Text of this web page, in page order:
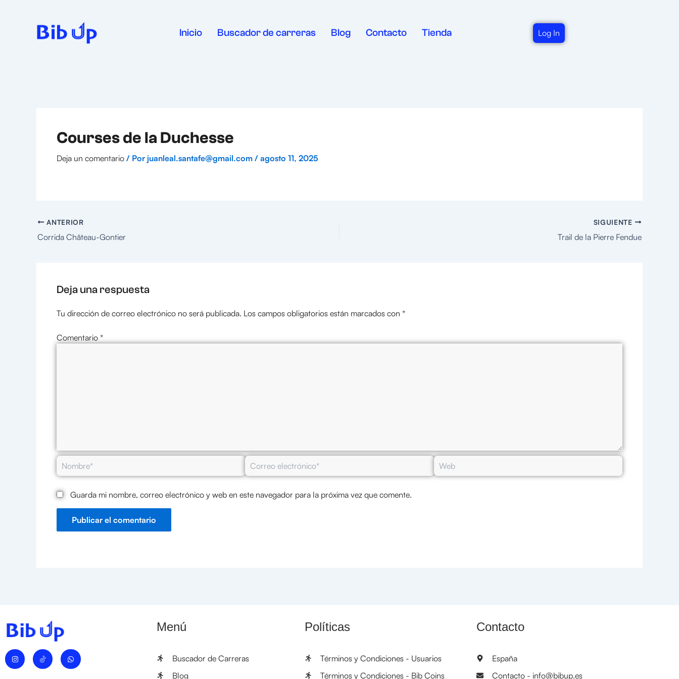
Inicio Buscador de carreras Blog Contacto Tienda Log In
Courses de la Duchesse
Deja un comentario / Por juanleal.santafe@gmail.com / agosto 11, 2025
ANTERIOR
Corrida Château-Gontier
SIGUIENTE
Trail de la Pierre Fendue
Deja una respuesta
Tu dirección de correo electrónico no será publicada. Los campos obligatorios están marcados con *
Comentario *
Nombre*
Correo
electrónico*
Web
Guarda mi nombre, correo electrónico y web en este navegador para la próxima vez que comente.
I
n
W
h
Menú
Buscador de Carreras
Blog
Políticas
Términos y Condiciones - Usuarios
Términos y Condiciones - Bib Coins
Contacto
España
Contacto - info@bibup.es